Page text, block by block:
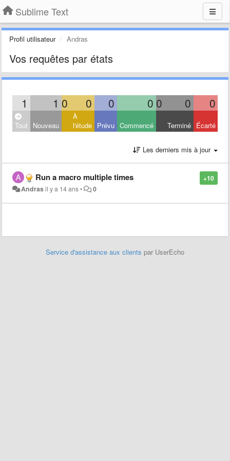
Sublime Text
Profil utilisateur Andras
Vos requêtes par états
1 1 0 0 0 0 0 0 0
Tout Nouveau
À
l'étude Prévu Commencé Terminé Écarté
Les derniers mis à jour
+10
Run a macro multiple times
Andrasil y a 14 ans• 0
Service d'assistance aux clients par UserEcho